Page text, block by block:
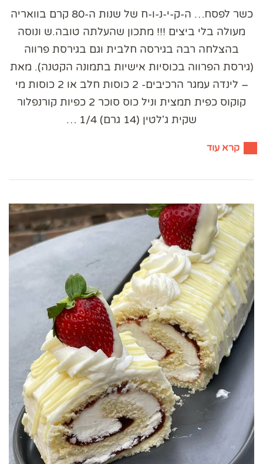
כשר לפסח… ה-ק-י-נ-ו-ח של שנות ה-80 קרם בוואריה
מעולה בלי ביצים !!! מתכון שהעלתה טובה.ש ונוסה
בהצלחה רבה בגירסה חלבית וגם בגירסת פרווה
(גירסת הפרווה בכוסיות אישיות בתמונה הקטנה). מאת
– לינדה עמגר הרכיבים- 2 כוסות חלב או 2 כוסות מי
קוקוס כפית תמצית וניל כוס סוכר 2 כפיות קורנפלור
שקית ג'לטין (14 גרם) 1/4 …
קרא עוד